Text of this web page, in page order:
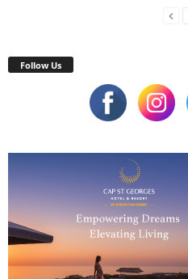
Follow Us